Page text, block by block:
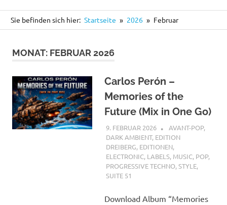
Sie befinden sich hier: Startseite 2026 Februar
MONAT: FEBRUAR 2026
Carlos Perón –
Memories of the
Future (Mix in One Go)
9. FEBRUAR 2026 STEFANBRAUN
AVANT-POP,
DARK AMBIENT, EDITION
DREIBERG, EDITIONEN,
ELECTRONIC, LABELS, MUSIC, POP,
PROGRESSIVE TECHNO,STYLE,
SUITE 51
Download Album “Memories